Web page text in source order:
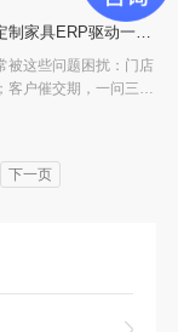
、个性化已成常态，靠
已走不通。全流程管
家具ERP驱动一体
被这些问题困扰：门店
户催交期，一问三不
下一页